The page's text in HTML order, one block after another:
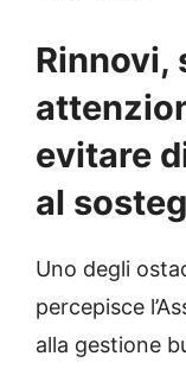
Rinnovi,
evitare
al
Uno degli
percepisce
alla gestione